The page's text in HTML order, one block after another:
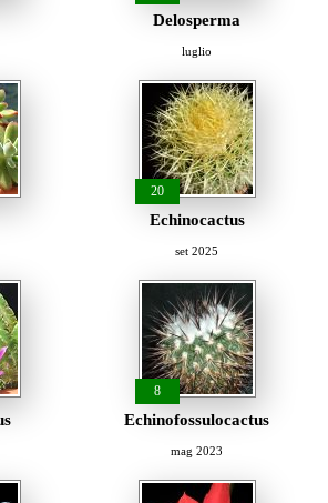
Delosperma
luglio
20
Echinocactus
set 2025
8
Echinofossulocactus
mag 2023